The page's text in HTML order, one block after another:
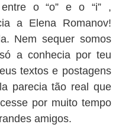
o “o” e o “i” ,
a Elena Romanov!
Nem sequer somos
a conhecia por teu
textos e postagens
parecia tão real que
por muito tempo
amigos.